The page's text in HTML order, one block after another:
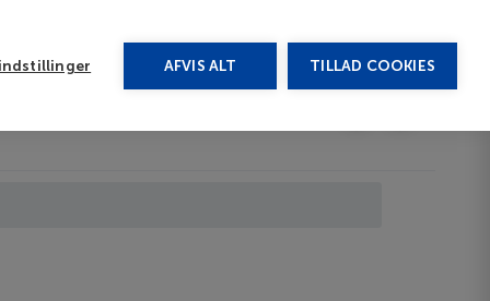
AFVIS ALT TILLAD COOKIES